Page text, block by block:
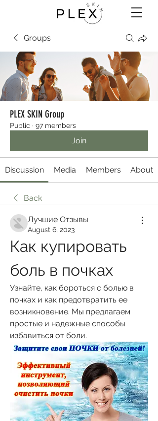
Groups
PLEX SKIN Group
Public · 97 members
Join
Discussion Media Members About
Back
Лучшие Отзывы
August 6, 2023
Как купировать
боль в почках
Узнайте, как бороться с болью в
почках и как предотвратить ее
возникновение. Мы предлагаем
простые и надежные способы
избавиться от боли.